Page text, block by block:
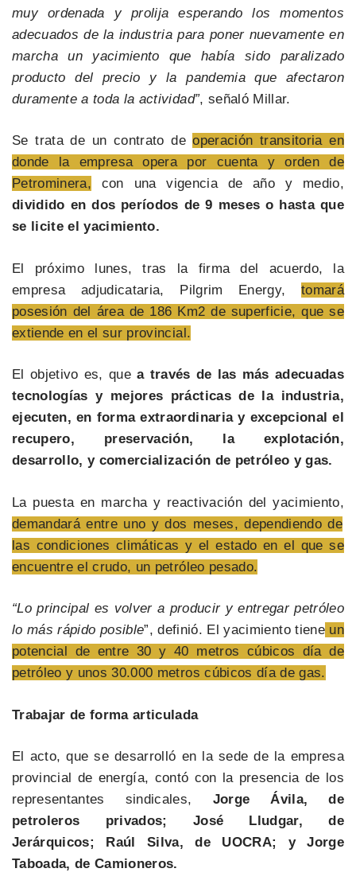
muy ordenada y prolija esperando los momentos
adecuados de la industria para poner nuevamente en
marcha un yacimiento que había sido paralizado
producto del precio y la pandemia que afectaron
duramente a toda la actividad”, señaló Millar.
Se trata de un contrato deoperación transitoria en
donde la empresa opera por cuenta y orden de
Petrominera, con una vigencia de año y medio,
dividido en dos períodos de 9 meses o hasta que
se licite el yacimiento.
El próximo lunes, tras la firma del acuerdo, la
empresa adjudicataria, Pilgrim Energy, tomará
posesión del área de 186 Km2 de superficie, que se
extiende en el sur provincial.
El objetivo es, quea través de las más adecuadas
tecnologías y mejores prácticas de la industria,
ejecuten, en forma extraordinaria y excepcional el
recupero, preservación, la explotación,
desarrollo, y comercialización de petróleo y gas.
La puesta en marcha y reactivación del yacimiento,
demandará entre uno y dos meses, dependiendo de
las condiciones climáticas y el estado en el que se
encuentre el crudo, un petróleo pesado.
“Lo principal es volver a producir y entregar petróleo
lo más rápido posible”, definió. El yacimiento tieneun
potencial de entre 30 y 40 metros cúbicos día de
petróleo y unos 30.000 metros cúbicos día de gas.
Trabajar de forma articulada
El acto, que se desarrolló en la sede de la empresa
provincial de energía, contó con la presencia de los
representantes sindicales, Jorge Ávila, de
petroleros privados; José Lludgar, de
Jerárquicos; Raúl Silva, de UOCRA; y Jorge
Taboada, de Camioneros.